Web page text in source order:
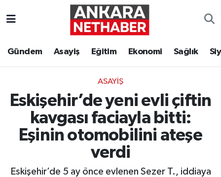
Gündem Asayiş Eğitim Ekonomi Sağlık
ASAYIŞ
Eskişehir’de yeni evli çiftin
kavgası faciayla bitti:
Eşinin otomobilini ateşe
verdi
Eskişehir’de 5 ay önce evlenen Sezer T., iddiaya
Ekonomi
Gündem
Ankara Hava Durumu
Süper Lig Puan Durumu ve Fikstür
Tüm Manşetler
Son Dakika Haberleri